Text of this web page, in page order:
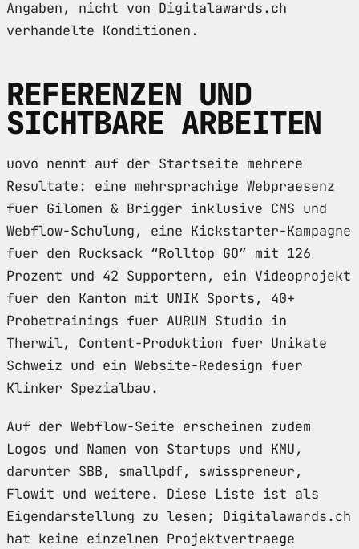
Angaben, nicht von Digitalawards.ch
verhandelte Konditionen.
REFERENZEN UND
SICHTBARE ARBEITEN
uovo nennt auf der Startseite mehrere
Resultate: eine mehrsprachige Webpraesenz
fuer Gilomen & Brigger inklusive CMS und
Webflow-Schulung, eine Kickstarter-Kampagne
fuer den Rucksack “Rolltop GO” mit 126
Prozent und 42 Supportern, ein Videoprojekt
fuer den Kanton mit UNIK Sports, 40+
Probetrainings fuer AURUM Studio in
Therwil, Content-Produktion fuer Unikate
Schweiz und ein Website-Redesign fuer
Klinker Spezialbau.
Auf der Webflow-Seite erscheinen zudem
Logos und Namen von Startups und KMU,
darunter SBB, smallpdf, swisspreneur,
Flowit und weitere. Diese Liste ist als
Eigendarstellung zu lesen; Digitalawards.ch
hat keine einzelnen Projektvertraege